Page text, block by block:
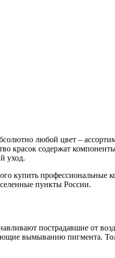
любой цвет –
красок содержат
уход.
купить профессиональные
пункты России.
пострадавшие от
вымыванию пигмента.